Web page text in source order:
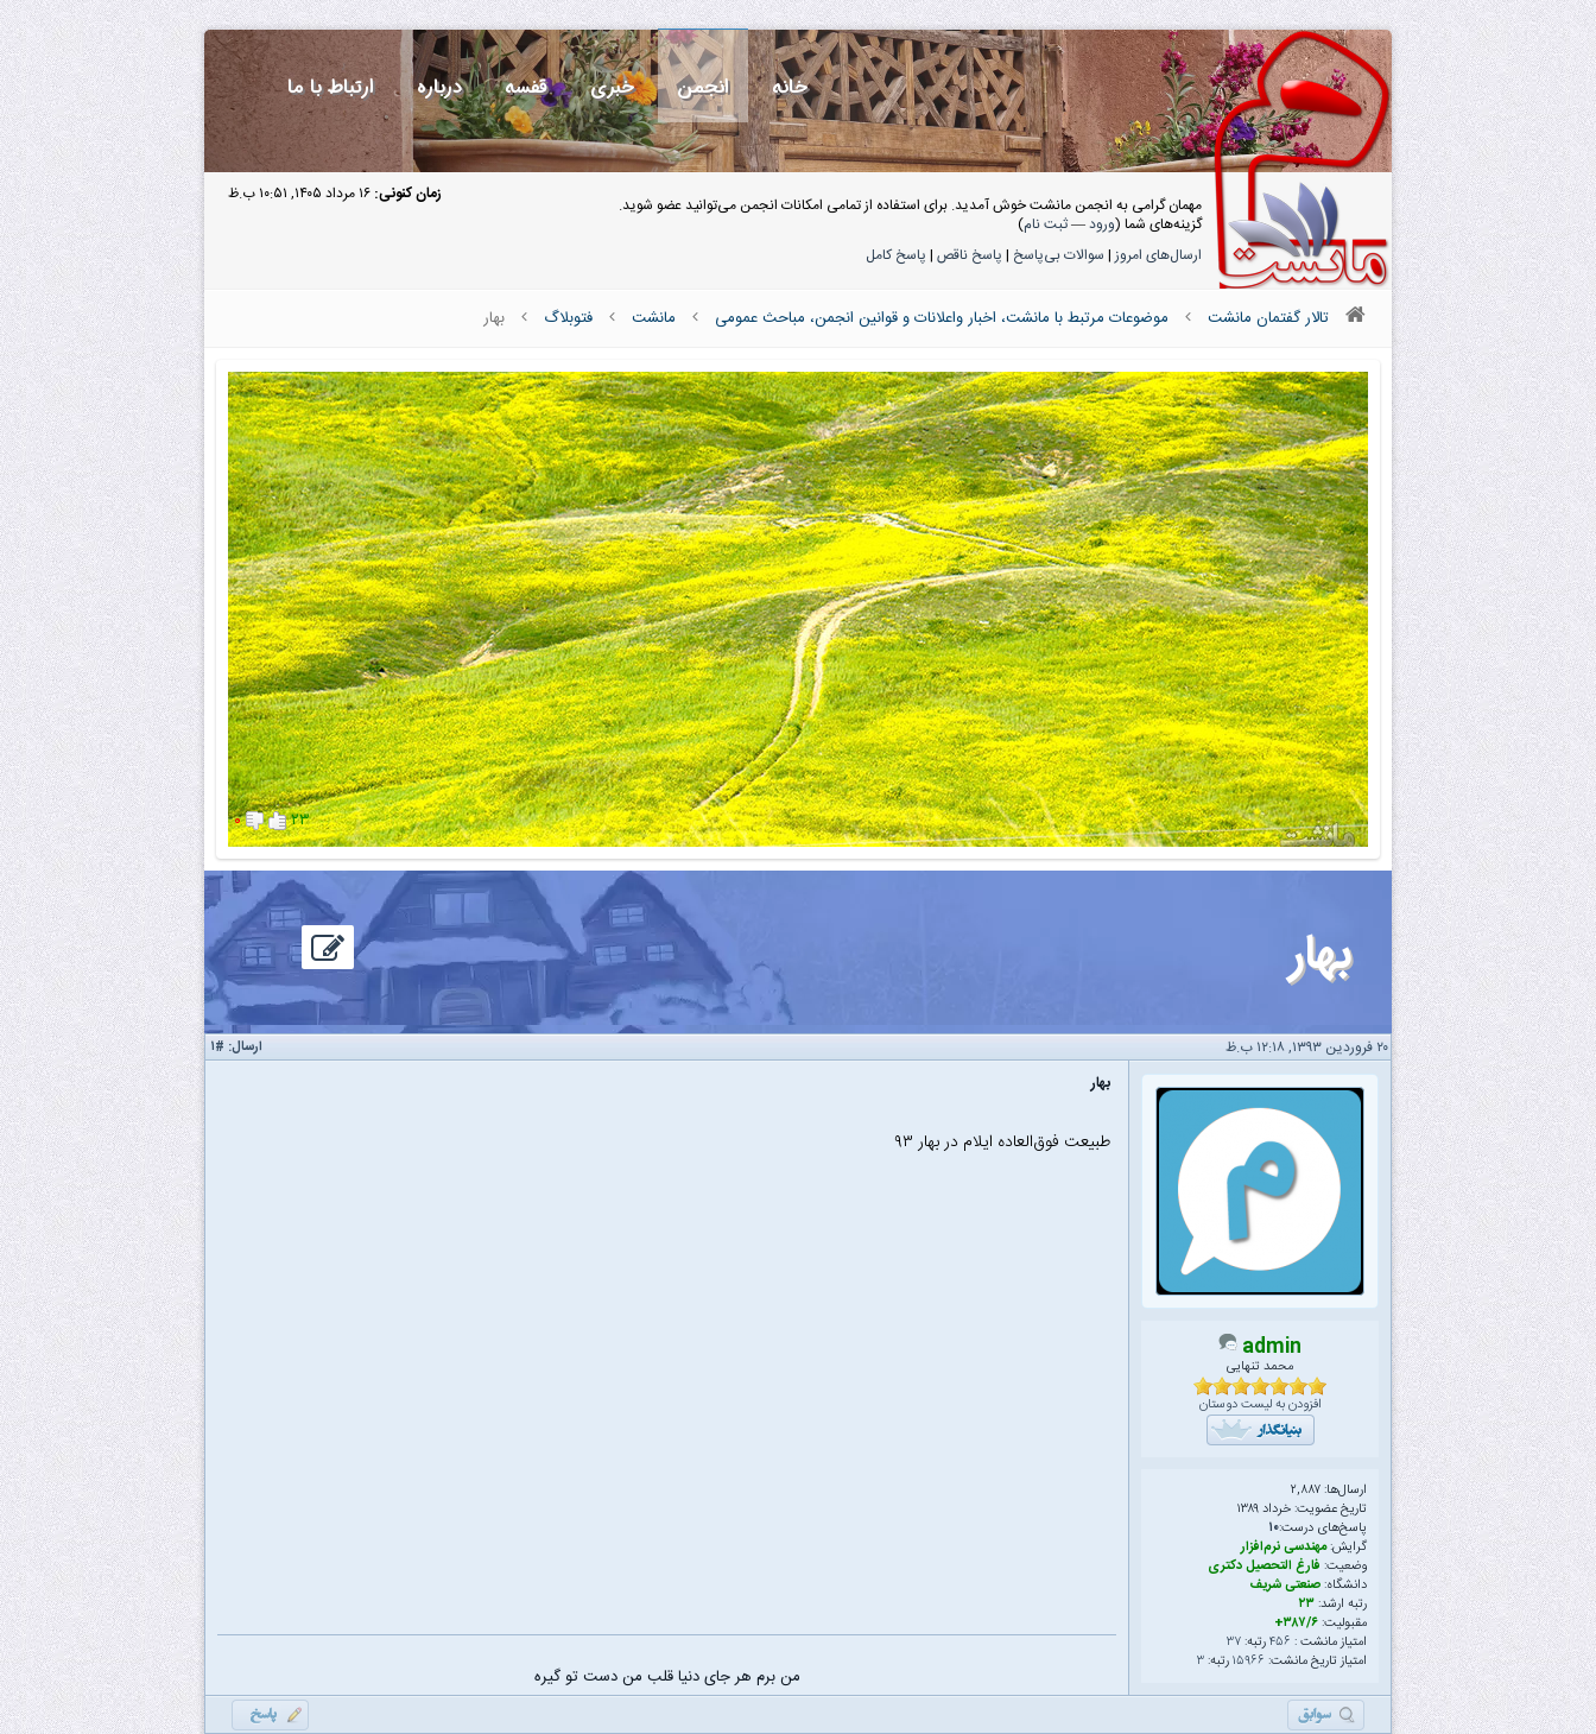
خانه انجمن خبری قفسه درباره ارتباط با ما
زمان کنونی: ۱۶ مرداد ۱۴۰۵, ۱۰:۵۱ ب.ظ
مهمان گرامی به انجمن مانشت خوش آمدید. برای استفاده از تمامی امکانات انجمن می‌توانید عضو شوید.
گزینه‌های شما (ورود—ثبت نام)
ارسال‌های امروز| سوالات بی‌پاسخ | پاسخ ناقص | پاسخ کامل
تالار گفتمان مانشت موضوعات مرتبط با مانشت، اخبار واعلانات و قوانین انجمن، مباحث عمومی مانشت فتوبلاگ بهار
۲۳ ۰
بهار
ارسال: #۱ ۲۰ فروردین ۱۳۹۳, ۱۲:۱۸ ب.ظ
admin
محمد تنهایی
افزودن به لیست دوستان
ارسال‌ها: ۲,۸۸۷
تاریخ عضویت: خرداد ۱۳۸۹
پاسخ‌های درست:۱۰
گرایش:مهندسی نرم‌افزار
وضعیت: فارغ التحصیل دکتری
دانشگاه:صنعتی شریف
رتبه ارشد:۲۳
مقبولیت:۳۸۷/۶+
امتیاز مانشت : ۴۵۶رتبه:۳۷
امتیاز تاریخ مانشت: ۱۵۹۶۶رتبه:۳
بهار
طبیعت فوق‌العاده ایلام در بهار ۹۳
من برم هر جای دنیا قلب من دست تو گیره